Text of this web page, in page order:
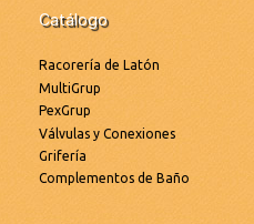
Catálogo
Racorería de Latón
MultiGrup
PexGrup
Válvulas y Conexiones
Grifería
Complementos de Baño